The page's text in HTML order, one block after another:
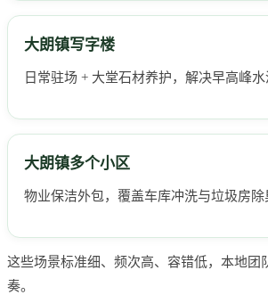
大朗镇写字楼
日常驻场 + 大堂石材养护，解决早高峰水
大朗镇多个小区
物业保洁外包，覆盖车库冲洗与垃圾房除
这些场景标准细、频次高、容错低，本地团
奏。